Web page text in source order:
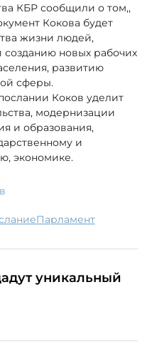
КБР сообщили о том,,
Кокова будет
жизни людей,
новых рабочих
развитию
сферы.
Коков уделит
модернизации
и образования,
и
экономике.
парламент
уникальный